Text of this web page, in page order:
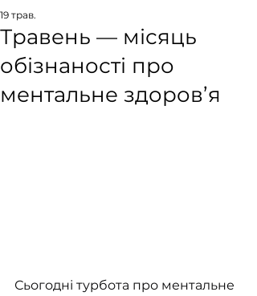
Травень — місяць
обізнаності про
ментальне здоров’я
19 трав.
Сьогодні турбота про ментальне